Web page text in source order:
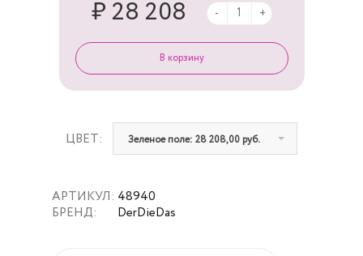
АРТИКУЛ:
БРЕНД:
48940
DerDieDas
ЦВЕТ: Зеленое поле: 28 208,00 руб.
₽ 28 208 - +